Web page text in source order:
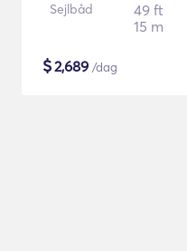
Sejlbåd
49 ft
15 m
$2,689 /dag